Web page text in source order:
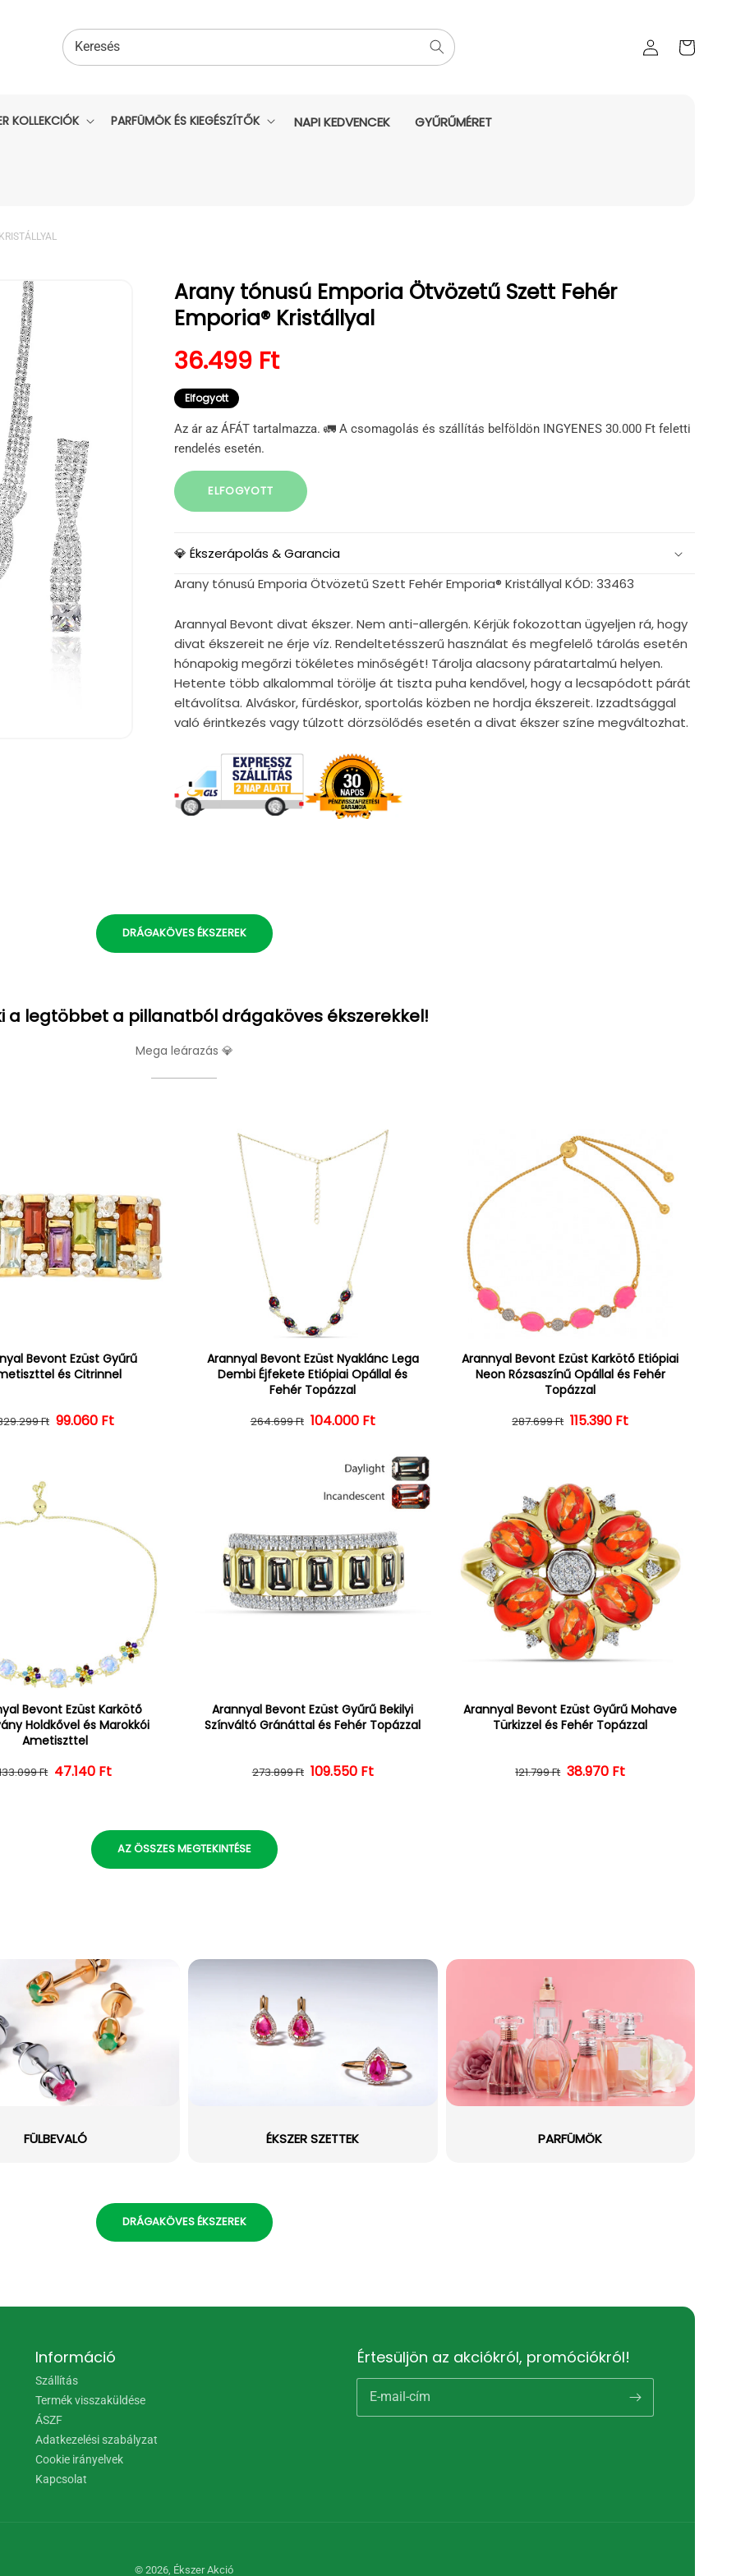
Bejelentkezés
kosara
Keresés
KOLLEKCIÓK PARFÜMÖK ÉS KIEGÉSZÍTŐK NAPI KEDVENCEK GYŰRŰMÉRET
Arany tónusú Emporia Ötvözetű Szett Fehér
Emporia® Kristállyal
Normál ár
36.499 Ft
Elfogyott
Az ár az ÁFÁT tartalmazza. 🚛 A csomagolás és szállítás belföldön INGYENES 30.000 Ft feletti
rendelés esetén.
ELFOGYOTT
💎 Ékszerápolás & Garancia
Arany tónusú Emporia Ötvözetű Szett Fehér Emporia® Kristállyal KÓD: 33463
Arannyal Bevont divat ékszer. Nem anti-allergén. Kérjük fokozottan ügyeljen rá, hogy
divat ékszereit ne érje víz. Rendeltetésszerű használat és megfelelő tárolás esetén
hónapokig megőrzi tökéletes minőségét! Tárolja alacsony páratartalmú helyen.
Hetente több alkalommal törölje át tiszta puha kendővel, hogy a lecsapódott párát
eltávolítsa. Alváskor, fürdéskor, sportolás közben ne hordja ékszereit. Izzadtsággal
való érintkezés vagy túlzott dörzsölődés esetén a divat ékszer színe megváltozhat.
DRÁGAKÖVES ÉKSZEREK
a legtöbbet a pillanatból drágaköves ékszerekkel!
Mega leárazás 💎
Bevont Ezüst Gyűrű
és Citrinnel
Normál ár
Ft Kedvezményes ár
99.060 Ft
Arannyal Bevont Ezüst Nyaklánc Lega
Dembi Éjfekete Etiópiai Opállal és
Fehér Topázzal
Normál ár
264.699 Ft Kedvezményes ár
104.000 Ft
Arannyal Bevont Ezüst Karkötő Etiópiai
Neon Rózsaszínű Opállal és Fehér
Topázzal
Normál ár
287.699 Ft Kedvezményes ár
115.390 Ft
Bevont Ezüst Karkötő
Holdkővel és Marokkói
Ametiszttel
Normál ár
Ft Kedvezményes ár
47.140 Ft
Arannyal Bevont Ezüst Gyűrű Bekilyi
Színváltó Gránáttal és Fehér Topázzal
Normál ár
273.899 Ft Kedvezményes ár
109.550 Ft
Arannyal Bevont Ezüst Gyűrű Mohave
Türkizzel és Fehér Topázzal
Normál ár
121.799 Ft Kedvezményes ár
38.970 Ft
AZ ÖSSZES MEGTEKINTÉSE
FÜLBEVALÓ ÉKSZER SZETTEK PARFÜMÖK
DRÁGAKÖVES ÉKSZEREK
Információ
Szállítás
Termék visszaküldése
ÁSZF
Adatkezelési szabályzat
Cookie irányelvek
Kapcsolat
Értesüljön az akciókról, promóciókról!
E-mail-cím
© 2026, Ékszer Akció